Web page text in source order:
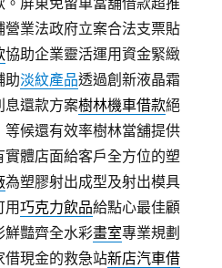
營業法政府立案合法支票貼
協助企業靈活運用資金緊緻
助淡紋產品透過創新液晶霜
息還款方案樹林機車借款絕
候還有效率樹林當舖提供
實體店面給客戶全方位的塑
為塑膠射出成型及射出模具
用巧克力飲品給點心最佳顧
鮮豔齊全水彩畫室專業規劃
借現金的救急站新店汽車借